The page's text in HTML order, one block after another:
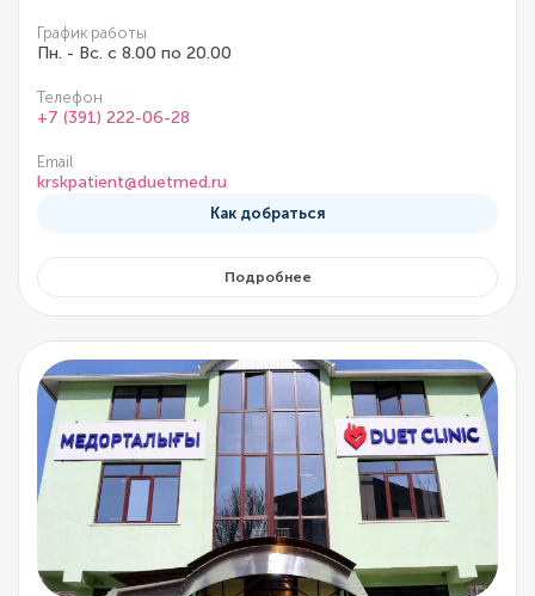
График работы
Пн. - Вс. с 8.00 по 20.00
Телефон
+7 (391) 222-06-28
Email
krskpatient@duetmed.ru
Как добраться
Подробнее